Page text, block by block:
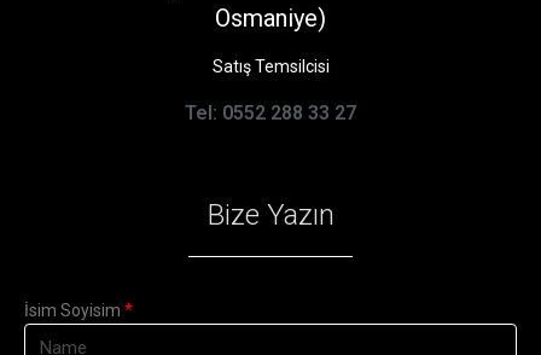
Osmaniye)
Satış Temsilcisi
Tel: 0552 288 33 27
Bize Yazın
İsim Soyisim